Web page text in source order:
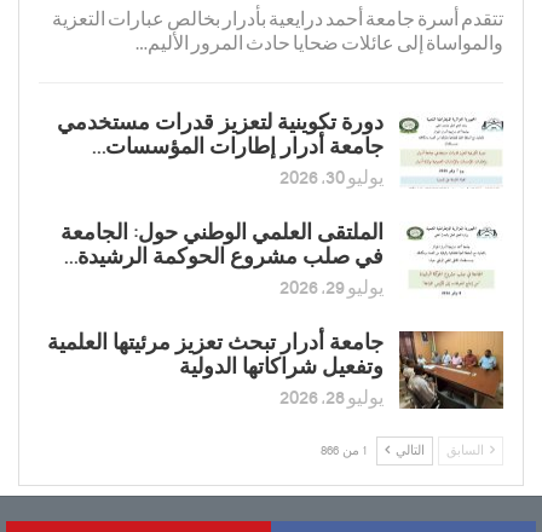
تتقدم أسرة جامعة أحمد درايعية بأدرار بخالص عبارات التعزية
والمواساة إلى عائلات ضحايا حادث المرور الأليم…
دورة تكوينية لتعزیز قدرات مستخدمي
جامعة أدرار إطارات المؤسسات…
يوليو 30, 2026
الملتقى العلمي الوطني حول: الجامعة
في صلب مشروع الحوكمة الرشيدة…
يوليو 29, 2026
جامعة أدرار تبحث تعزيز مرئيتها العلمية
وتفعيل شراكاتها الدولية
يوليو 28, 2026
السابق التالي 1 من 866